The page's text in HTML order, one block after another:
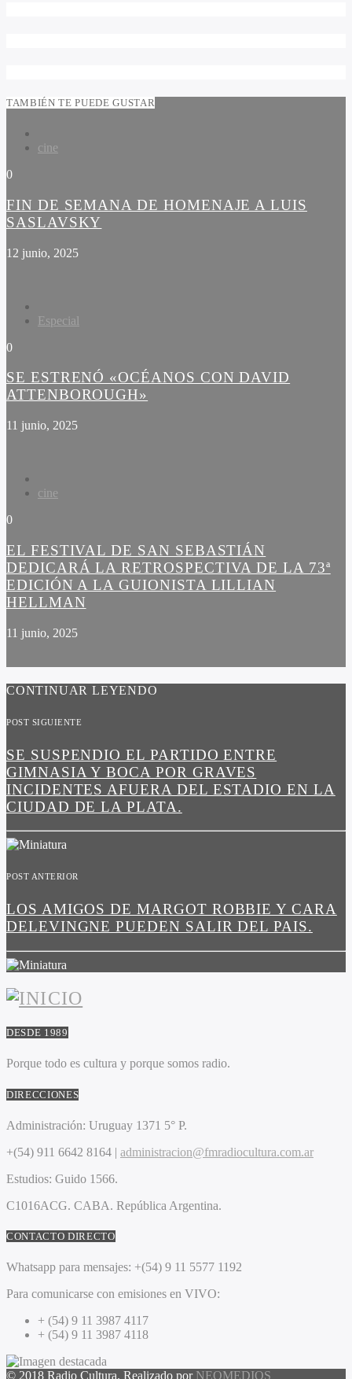
TAMBIÉN TE PUEDE GUSTAR
cine
0
FIN DE SEMANA DE HOMENAJE A LUIS
SASLAVSKY
12 junio, 2025
Especial
0
SE ESTRENÓ «OCÉANOS CON DAVID
ATTENBOROUGH»
11 junio, 2025
cine
0
EL FESTIVAL DE SAN SEBASTIÁN
DEDICARÁ LA RETROSPECTIVA DE LA 73ª
EDICIÓN A LA GUIONISTA LILLIAN
HELLMAN
11 junio, 2025
CONTINUAR LEYENDO
POST SIGUIENTE
SE SUSPENDIO EL PARTIDO ENTRE
GIMNASIA Y BOCA POR GRAVES
INCIDENTES AFUERA DEL ESTADIO EN LA
CIUDAD DE LA PLATA.
POST ANTERIOR
LOS AMIGOS DE MARGOT ROBBIE Y CARA
DELEVINGNE PUEDEN SALIR DEL PAIS.
DESDE 1989
Porque todo es cultura y porque somos radio.
DIRECCIONES
Administración: Uruguay 1371 5° P.
+(54) 911 6642 8164 | administracion@fmradiocultura.com.ar
Estudios: Guido 1566.
C1016ACG. CABA. República Argentina.
CONTACTO DIRECTO
Whatsapp para mensajes: +(54) 9 11 5577 1192
Para comunicarse con emisiones en VIVO:
+ (54) 9 11 3987 4117
+ (54) 9 11 3987 4118
© 2018 Radio Cultura. Realizado por NEOMEDIOS